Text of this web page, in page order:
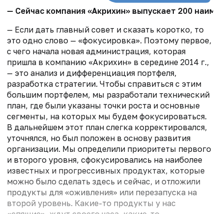
— Сейчас компания «Акрихин» выпускает 200
— Если дать главный совет и сказать коротко, то
это одно слово — «фокусировка». Поэтому первое,
с чего начала новая администрация, которая
пришла в компанию «Акрихин» в середине 2014 г.,
— это анализ и дифференциация портфеля,
разработка стратегии. Чтобы справиться с этим
большим портфелем, мы разработали технический
план, где были указаны точки роста и основные
сегменты, на которых мы будем фокусироваться.
В дальнейшем этот план слегка корректировался,
уточнялся, но был положен в основу развития
организации. Мы определили приоритеты первого
и второго уровня, сфокусировались на наиболее
известных и прогрессивных продуктах, которые
можно было сделать здесь и сейчас, и отложили
продукты для «оживления» или перезапуска на
второй уровень. Какие-то продукты у нас